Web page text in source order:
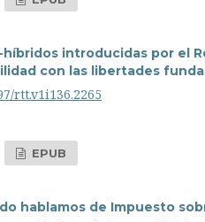
introducidas por el
con las libertades
rtt.v1i136.2265
EPUB
hablamos de Impuesto